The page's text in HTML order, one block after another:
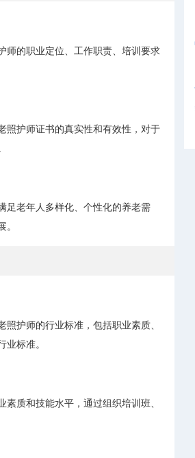
师的职业定位、工作职责、培训要求
照护师证书的真实性和有效性，对于
足老年人多样化、个性化的养老需
护师的行业标准，包括职业素质、
标准。
质和技能水平，通过组织培训班、